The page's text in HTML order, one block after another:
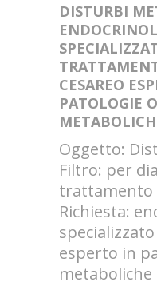
DISTURBI
CESAREO
PATOLOGIE
Oggetto:
Filtro: per
trattamento
Richiesta:
esperto in
metaboliche